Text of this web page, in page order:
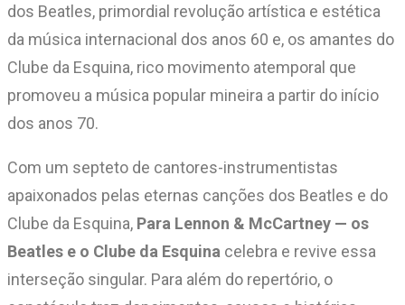
dos Beatles, primordial revolução artística e estética
da música internacional dos anos 60 e, os amantes do
Clube da Esquina, rico movimento atemporal que
promoveu a música popular mineira a partir do início
dos anos 70.
Com um septeto de cantores-instrumentistas
apaixonados pelas eternas canções dos Beatles e do
Clube da Esquina, Para Lennon & McCartney — os
Beatles e o Clube da Esquina celebra e revive essa
interseção singular. Para além do repertório, o